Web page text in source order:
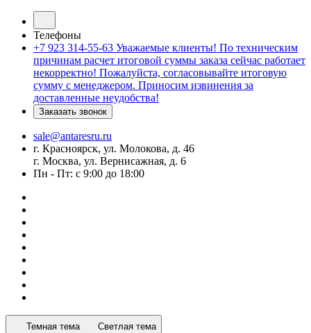
Телефоны
+7 923 314-55-63 Уважаемые клиенты! По техническим
причинам расчет итоговой суммы заказа сейчас работает
некорректно! Пожалуйста, согласовывайте итоговую
сумму с менеджером. Приносим извинения за
доставленные неудобства!
Заказать звонок
sale@antaresru.ru
г. Красноярск, ул. Молокова, д. 46
г. Москва, ул. Вернисажная, д. 6
Пн - Пт: с 9:00 до 18:00
Темная тема Светлая тема